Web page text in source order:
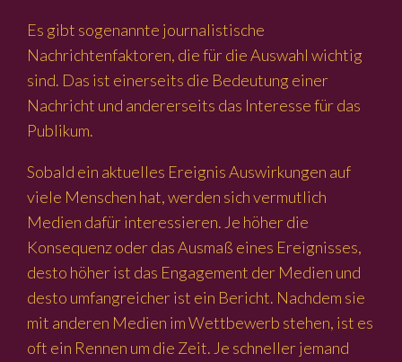
Es gibt sogenannte journalistische
Nachrichtenfaktoren, die für die Auswahl wichtig
sind. Das ist einerseits die Bedeutung einer
Nachricht und andererseits das Interesse für das
Publikum.
Sobald ein aktuelles Ereignis Auswirkungen auf
viele Menschen hat, werden sich vermutlich
Medien dafür interessieren. Je höher die
Konsequenz oder das Ausmaß eines Ereignisses,
desto höher ist das Engagement der Medien und
desto umfangreicher ist ein Bericht. Nachdem sie
mit anderen Medien im Wettbewerb stehen, ist es
oft ein Rennen um die Zeit. Je schneller jemand